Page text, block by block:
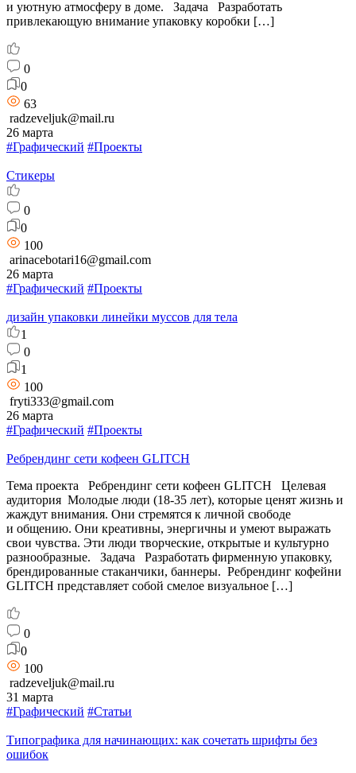
и уютную атмосферу в доме. Задача Разработать
привлекающую внимание упаковку коробки […]
0
0
63
radzeveljuk@mail.ru
26 марта
#Графический #Проекты
Стикеры
0
0
100
arinacebotari16@gmail.com
26 марта
#Графический #Проекты
дизайн упаковки линейки муссов для тела
1
0
1
100
fryti333@gmail.com
26 марта
#Графический #Проекты
Ребрендинг сети кофеен GLITCH
Тема проекта Ребрендинг сети кофеен GLITCH Целевая
аудитория Молодые люди (18-35 лет), которые ценят жизнь и
жаждут внимания. Они стремятся к личной свободе
и общению. Они креативны, энергичны и умеют выражать
свои чувства. Эти люди творческие, открытые и культурно
разнообразные. Задача Разработать фирменную упаковку,
брендированные стаканчики, баннеры. Ребрендинг кофейни
GLITCH представляет собой смелое визуальное […]
0
0
100
radzeveljuk@mail.ru
31 марта
#Графический #Статьи
Типографика для начинающих: как сочетать шрифты без
ошибок